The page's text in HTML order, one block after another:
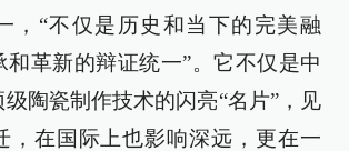
，“不仅是历史和当下的完美融
和革新的辩证统一”。它不仅是中
级陶瓷制作技术的闪亮“名片”，见
，在国际上也影响深远，更在一